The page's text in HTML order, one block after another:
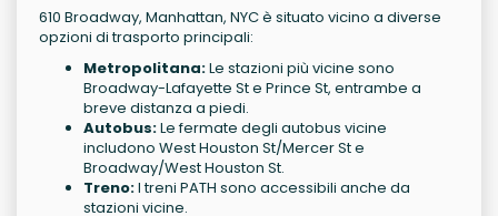
610 Broadway, Manhattan, NYC è situato vicino a diverse
opzioni di trasporto principali:
Metropolitana:Le stazioni più vicine sono
Broadway-Lafayette St e Prince St, entrambe a
breve distanza a piedi.
Autobus:Le fermate degli autobus vicine
includono West Houston St/Mercer St e
Broadway/West Houston St.
Treno:I treni PATH sono accessibili anche da
stazioni vicine.